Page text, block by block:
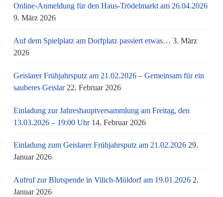
Online-Anmeldung für den Haus-Trödelmarkt am 26.04.2026
9. März 2026
Auf dem Spielplatz am Dorfplatz passiert etwas… 3. März
2026
Geislarer Frühjahrsputz am 21.02.2026 – Gemeinsam für ein
sauberes Geislar 22. Februar 2026
Einladung zur Jahreshauptversammlung am Freitag, den
13.03.2026 – 19:00 Uhr 14. Februar 2026
Einladung zum Geislarer Frühjahrsputz am 21.02.2026 29.
Januar 2026
Aufruf zur Blutspende in Vilich-Müldorf am 19.01.2026 2.
Januar 2026